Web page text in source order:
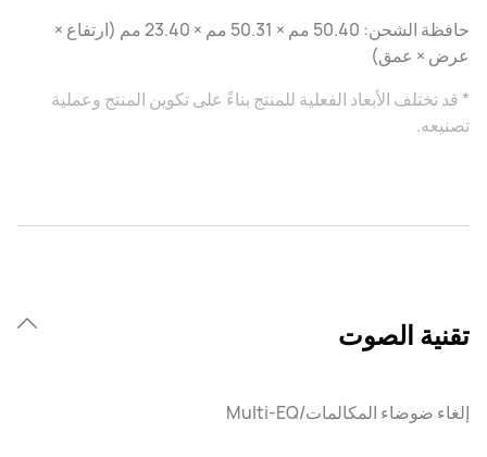
حافظة الشحن: 50.40 مم × 50.31 مم × 23.40 مم (ارتفاع ×
عرض × عمق)
* قد تختلف الأبعاد الفعلية للمنتج بناءً على تكوين المنتج وعملية
تصنيعه.
تقنية الصوت
إلغاء ضوضاء المكالمات/Multi-EQ